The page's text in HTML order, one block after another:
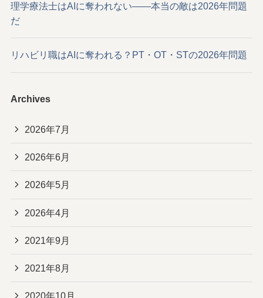
理学療法士はAIに奪われない——本当の敵は2026年問題
だ
リハビリ職はAIに奪われる？PT・OT・STの2026年問題
Archives
2026年7月
2026年6月
2026年5月
2026年4月
2021年9月
2021年8月
2020年10月